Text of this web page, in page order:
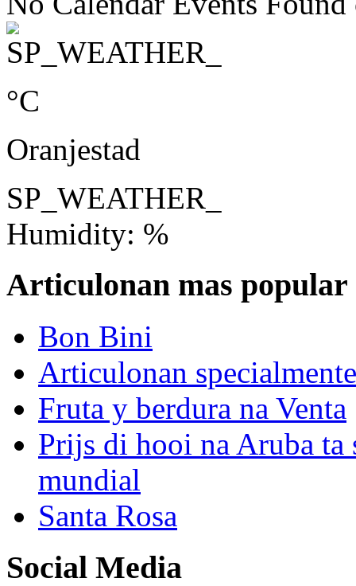
°C
Oranjestad
SP_WEATHER_
Humidity: %
Articulonan mas popular
Bon Bini
Articulonan
Fruta y berdura na Venta
Prijs di hooi na Aruba
mundial
Santa Rosa
Social Media